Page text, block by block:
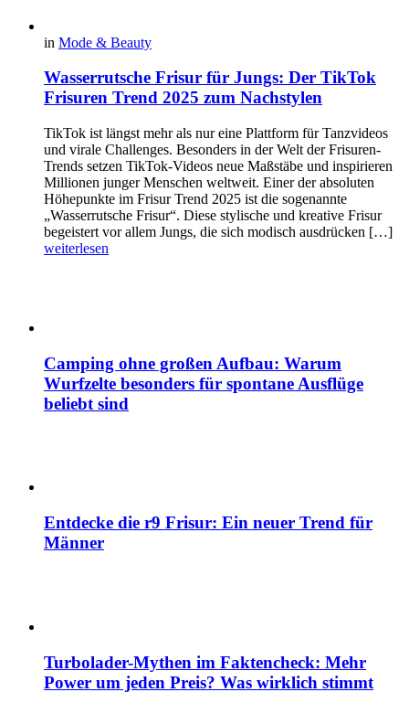
in Mode & Beauty
Wasserrutsche Frisur für Jungs: Der TikTok
Frisuren Trend 2025 zum Nachstylen
TikTok ist längst mehr als nur eine Plattform für Tanzvideos
und virale Challenges. Besonders in der Welt der Frisuren-
Trends setzen TikTok-Videos neue Maßstäbe und inspirieren
Millionen junger Menschen weltweit. Einer der absoluten
Höhepunkte im Frisur Trend 2025 ist die sogenannte
„Wasserrutsche Frisur“. Diese stylische und kreative Frisur
begeistert vor allem Jungs, die sich modisch ausdrücken […]
weiterlesen
Camping ohne großen Aufbau: Warum
Wurfzelte besonders für spontane Ausflüge
beliebt sind
Entdecke die r9 Frisur: Ein neuer Trend für
Männer
Turbolader-Mythen im Faktencheck: Mehr
Power um jeden Preis? Was wirklich stimmt